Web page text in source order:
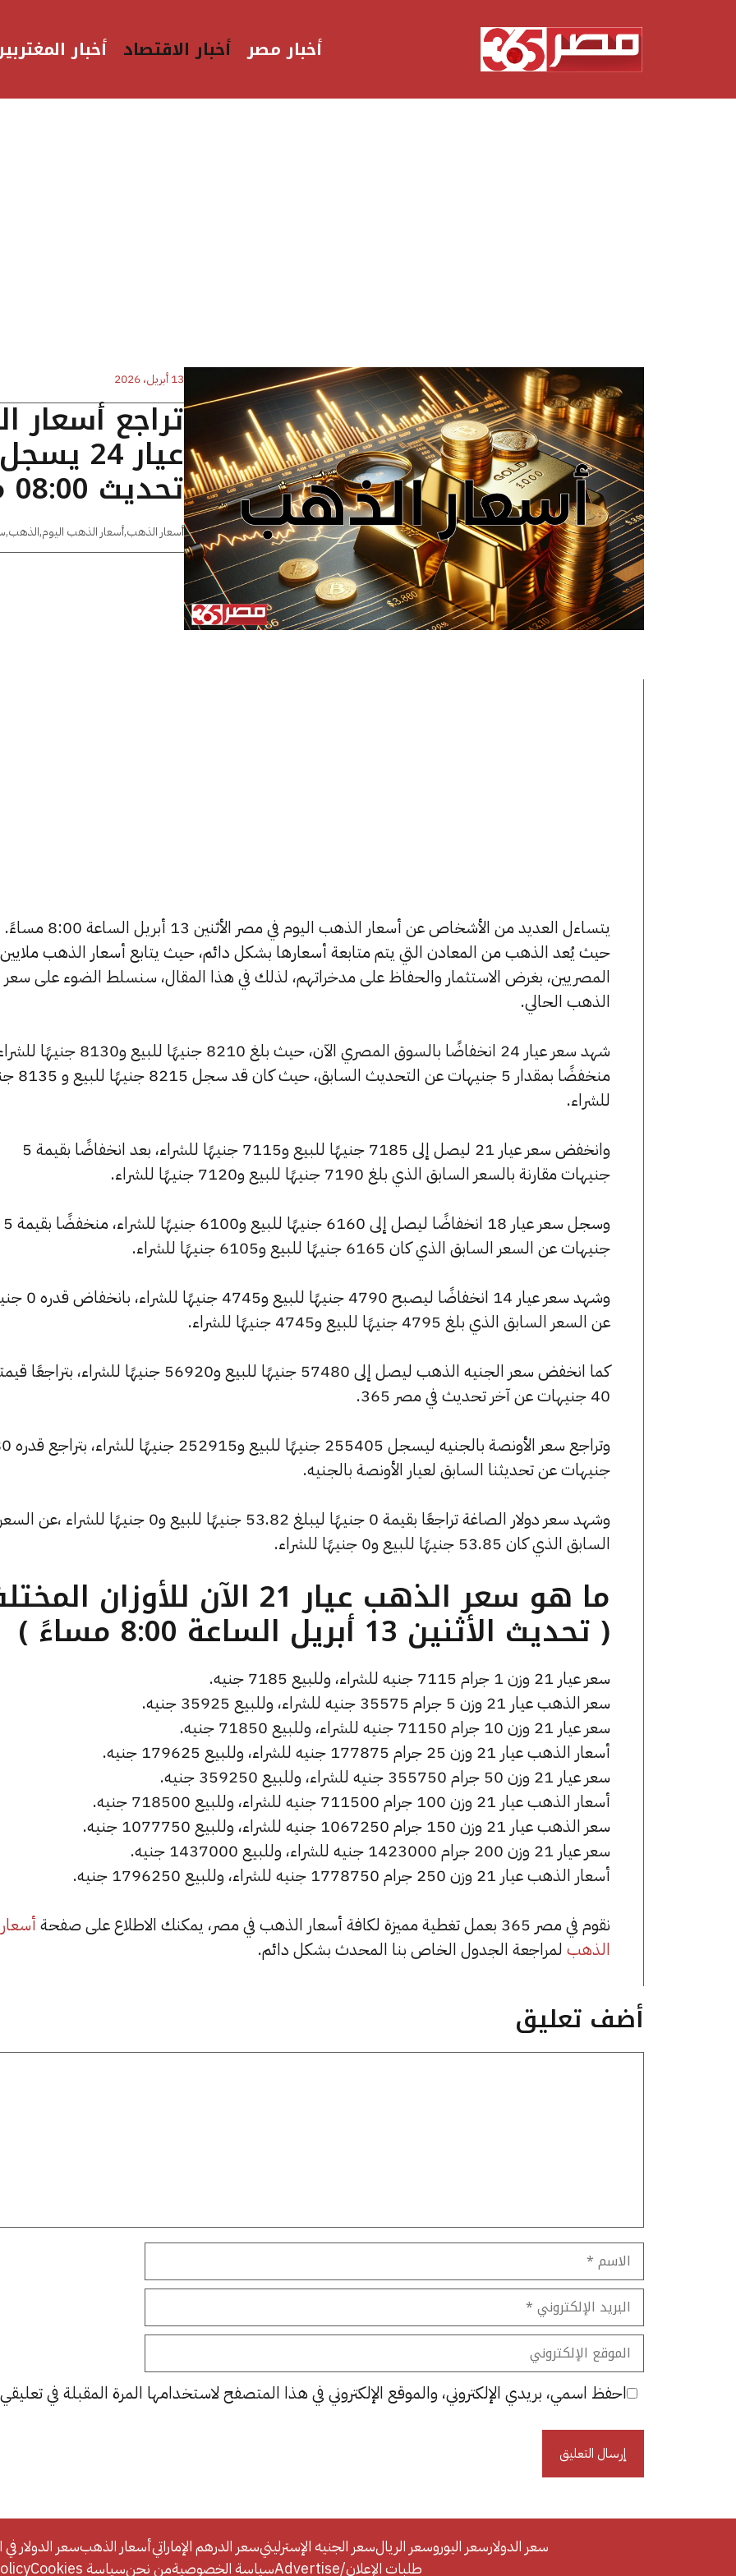
أخبار مصر أخبار الاقتصاد أخبار
13 أبريل، 2026
تراجع
تحديث 08:00 مساءًا
أسعار الذهب,أسعار الذهب اليوم,الذهب,
يتساءل العديد من الأشخاص عن أسعار الذهب اليوم في مصر الأثنين 13 أبريل الساعة 8:00 مساءً.
حيث يُعد الذهب من المعادن التي يتم متابعة أسعارها بشكل دائم، حيث يتابع أسعار الذهب ملايين
المصريين، بغرض الاستثمار والحفاظ على مدخراتهم، لذلك في هذا المقال، سنسلط الضوء على سعر
الذهب الحالي.
شهد سعر عيار 24 انخفاضًا بالسوق المصري الآن، حيث بلغ 8210 جنيهًا للبيع و8130
منخفضًا بمقدار 5 جنيهات
للشراء.
وانخفض سعر عيار 21 ليصل إلى 7185 جنيهًا للبيع و7115 جنيهًا للشراء، بعد انخفاضًا بقيمة 5
جنيهات مقارنة بالسعر السابق الذي بلغ 7190 جنيهًا للبيع و7120 جنيهًا للشراء.
وسجل سعر عيار 18 انخفاضًا ليصل إلى 6160 جنيهًا للبيع و6100 جنيهًا للشراء، منخفضًا بقيمة 5
جنيهات عن السعر السابق الذي كان 6165 جنيهًا للبيع و6105 جنيهًا للشراء.
وشهد سعر عيار 14 انخفاضًا ليصبح
عن السعر السابق الذي بلغ 4795 جنيهًا للبيع و4745 جنيهًا للشراء.
كما انخفض سعر الجنيه الذهب ليصل إلى 57480 جنيهًا للبيع و56920 جنيهًا للشراء،
40 جنيهات عن آخر تحديث في مصر 365.
وتراجع سعر الأونصة
جنيهات عن تحديثنا السابق لعيار الأونصة بالجنيه.
وشهد سعر دولار الصاغة تراجعًا بقيمة 0 جنيهًا ليبلغ 53.82 جنيهًا للبيع و0 جنيهًا للشراء ،عن السعر
السابق الذي كان 53.85 جنيهًا للبيع و0 جنيهًا للشراء.
ما هو سعر الذهب عيار 21 الآن للأوزان
( تحديث الأثنين 13 أبريل الساعة 8:00 مساءً )
سعر عيار 21 وزن 1 جرام 7115 جنيه للشراء، وللبيع 7185 جنيه.
سعر الذهب عيار 21 وزن 5 جرام 35575 جنيه للشراء، وللبيع 35925 جنيه.
سعر عيار 21 وزن 10 جرام 71150 جنيه للشراء، وللبيع 71850 جنيه.
أسعار الذهب عيار 21 وزن 25 جرام 177875 جنيه للشراء، وللبيع 179625 جنيه.
سعر عيار 21 وزن 50 جرام 355750 جنيه للشراء، وللبيع 359250 جنيه.
أسعار الذهب عيار 21 وزن 100 جرام 711500 جنيه للشراء، وللبيع 718500 جنيه.
سعر الذهب عيار 21 وزن 150 جرام 1067250 جنيه للشراء، وللبيع 1077750 جنيه.
سعر عيار 21 وزن 200 جرام 1423000 جنيه للشراء، وللبيع 1437000 جنيه.
أسعار الذهب عيار 21 وزن 250 جرام 1778750 جنيه للشراء، وللبيع 1796250 جنيه.
نقوم في مصر 365 بعمل تغطية مميزة لكافة أسعار الذهب في مصر، يمكنك الاطلاع على صفحة
أسعار
الذهب لمراجعة الجدول الخاص بنا المحدث بشكل دائم.
أضف تعليق
الاسم
البريد
الإلكتروني
الموقع
الإلكتروني
احفظ اسمي، بريدي الإلكتروني، والموقع الإلكتروني في هذا المتصفح لاستخدامها المرة المقبلة في
سعر الدولارسعر اليوروسعر الريالسعر الجنيه الإسترلينيسعر الدرهم الإماراتيأسعار الذهبسعر الدولار في
طلبات الإعلان/Advertise
سياسة الخصوصيةمن نحنسياسة Cookies